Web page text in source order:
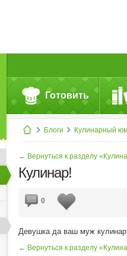
Готовить
Блоги Кулинарный
← Вернуться к разделу
Кулинар!
0
Девушка да ваш муж кулинар
← Вернуться к разделу